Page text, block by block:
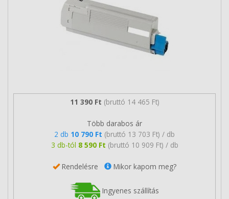
11 390 Ft (bruttó 14 465 Ft)
Több darabos ár
2 db 10 790 Ft (bruttó 13 703 Ft) / db
3 db-tól 8 590 Ft (bruttó 10 909 Ft) / db
Rendelésre Mikor kapom meg?
Ingyenes szállítás